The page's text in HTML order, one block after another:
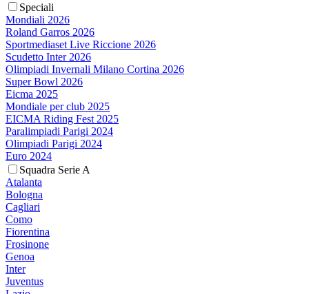
Speciali
Mondiali 2026
Roland Garros 2026
Sportmediaset Live Riccione 2026
Scudetto Inter 2026
Olimpiadi Invernali Milano Cortina 2026
Super Bowl 2026
Eicma 2025
Mondiale per club 2025
EICMA Riding Fest 2025
Paralimpiadi Parigi 2024
Olimpiadi Parigi 2024
Euro 2024
Squadra Serie A
Atalanta
Bologna
Cagliari
Como
Fiorentina
Frosinone
Genoa
Inter
Juventus